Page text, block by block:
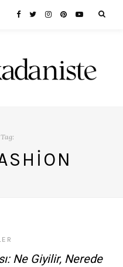
Ne Giyilir, Nerede